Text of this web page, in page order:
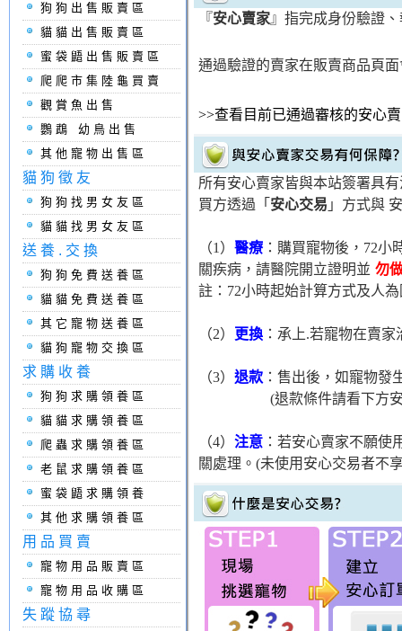
狗狗出售販賣區
貓貓出售販賣區
蜜袋鼯出售販賣區
爬爬市集陸龜買賣
觀賞魚出售
鸚鵡 幼鳥出售
其他寵物出售區
貓狗徵友
狗狗找男女友區
貓貓找男女友區
送養.交換
狗狗免費送養區
貓貓免費送養區
其它寵物送養區
貓狗寵物交換區
求購收養
狗狗求購領養區
貓貓求購領養區
爬蟲求購領養區
老鼠求購領養區
蜜袋鼯求購領養
其他求購領養區
用品買賣
寵物用品販賣區
寵物用品收購區
失蹤協尋
『安心賣家』指完成身份驗證
通過驗證的賣家在販賣商品頁
>>查看目前已通過審核的安心
所有安心賣家皆與本站簽署具
買方透過「 安心交易 」方式與
（1） 醫療 ：購買寵物後，72
關疾病，請醫院開立證明並 勿
註：72小時起始計算方式及人
（2） 更換 ：承上.若寵物在賣
（3） 退款 ：售出後，如寵物發
(退款條件請看下方安
（4） 注意 ：若安心賣家不願
關處理。(未使用安心交易者不